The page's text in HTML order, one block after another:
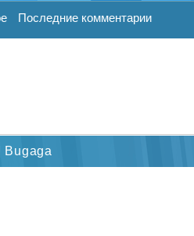
Последние комментарии